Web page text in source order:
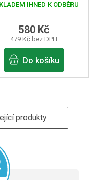
IHNED K ODBĚRU
479 Kč bez DPH
580 Kč
Do košíku
produkty